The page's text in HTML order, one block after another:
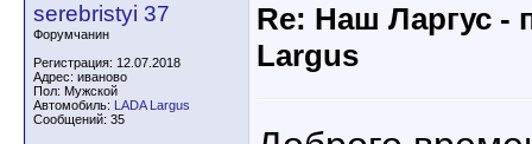
serebristyi 37
Форумчанин
Регистрация: 12.07.2018
Адрес: иваново
Пол: Мужской
Автомобиль: LADA Largus
Сообщений: 35
Re: Наш Ларгус -
Largus